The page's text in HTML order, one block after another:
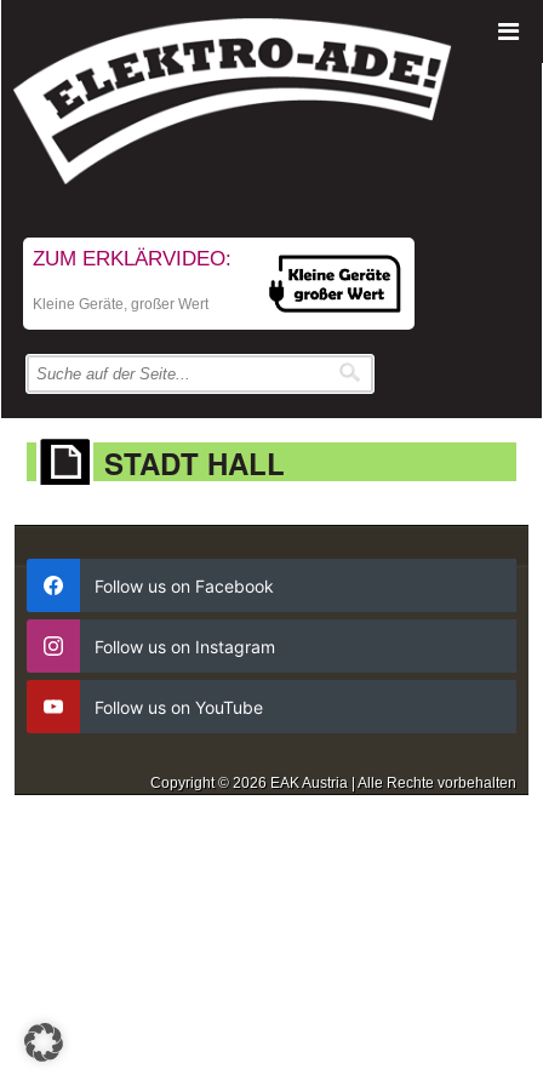
ZUM ERKLÄRVIDEO:
Kleine Geräte, großer Wert
STADT HALL
Follow us on Facebook
Follow us on Instagram
Follow us on YouTube
Copyright © 2026 EAK Austria | Alle Rechte vorbehalten